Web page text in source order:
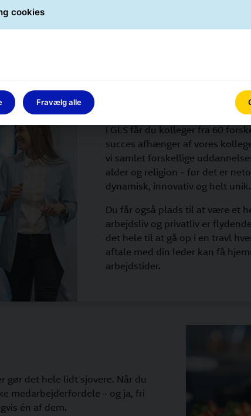
Insights-profiler, som er et
mellem kolleger. Allerede
byggeklodser på dit skrivebord.
4. Du får plads til at
I GLS får du kolleger fra 60
succes afhænger af vores
vi samlet forskellige
alder og religion – for det er
dynamisk, innovativ og helt unik.
Du får også plads til at være et
arbejdsliv og privatliv er
det hele til at gå op i en travl
aftale med din leder kan få
arbejdstider.
gør det hele lidt sjovere. Når du
medarbejderfordele – og ja, fri
én af dem.
cookies
Fravælg alle